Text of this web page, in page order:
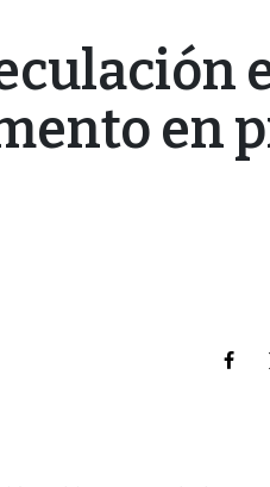
en